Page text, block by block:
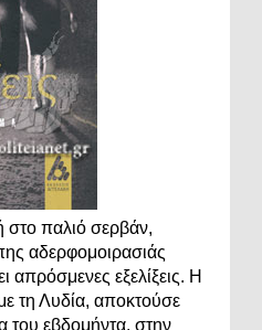
στο παλιό σερβάν,
αδερφομοιρασιάς
απρόσμενες εξελίξεις. Η
τη Λυδία, αποκτούσε
του εβδομήντα, στην